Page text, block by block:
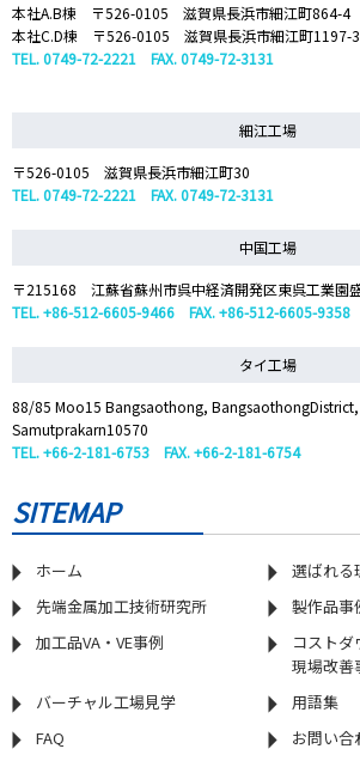
本社A.B棟 〒526-0105 滋賀県長浜市細江町864-4
本社C.D棟 〒526-0105 滋賀県長浜市細江町1197-3
TEL. 0749-72-2221 FAX. 0749-72-3131
細江工場
〒526-0105 滋賀県長浜市細江町30
TEL. 0749-72-2221 FAX. 0749-72-3131
中国工場
〒215168 江蘇省蘇州市呉中経済開発区東呉工業園
TEL. +86-512-6605-9466 FAX. +86-512-6605-9358
タイ工場
88/85 Moo15 Bangsaothong, BangsaothongDistrict,
Samutprakarn10570
TEL. +66-2-181-6753 FAX. +66-2-181-6754
SITEMAP
ホーム
選ばれる
先端金属加工技術研究所
製作品事
加工品VA・VE事例
コスト
現場改善
バーチャル工場見学
用語集
FAQ
お問い合